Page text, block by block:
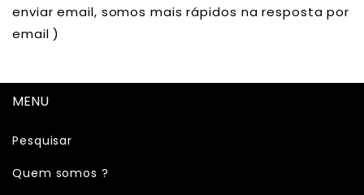
enviar email, somos mais rápidos na resposta por
email )
MENU
Pesquisar
Quem somos ?